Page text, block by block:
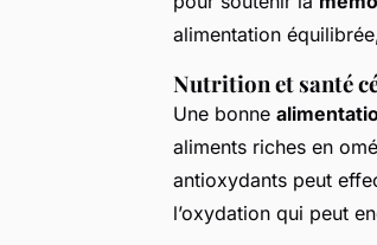
alimentation
Nutrition et santé
Une bonne
aliments riches en
antioxydants peut
l’oxydation qui peut